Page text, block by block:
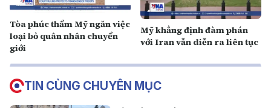
Tòa phúc thẩm Mỹ ngăn việc
loại bỏ quân nhân chuyển
giới
Mỹ khẳng định đàm phán
với Iran vẫn diễn ra liên tục
TIN CÙNG CHUYÊN MỤC